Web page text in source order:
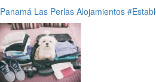
Panamá Las Perlas Alojamientos